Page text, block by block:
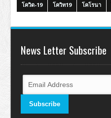
โควิด-19
โควิท19 โคโรนา
News Letter Subscribe